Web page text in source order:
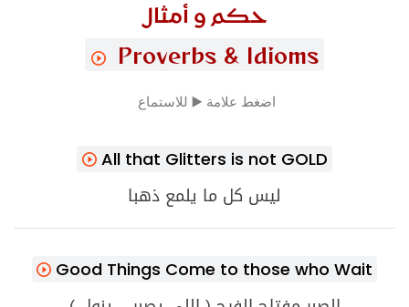
حكم و أمثال
Proverbs & Idioms
اضغط علامة ▶️ للاستماع
All that Glitters is not GOLD
ليس كل ما يلمع ذهبا
Good Things Come to those who Wait